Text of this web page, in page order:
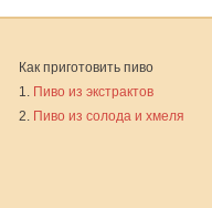
Как приготовить пиво
1. Пиво из экстрактов
2. Пиво из солода и хмеля